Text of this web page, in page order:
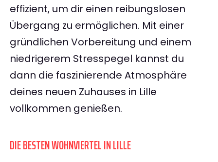
effizient, um dir einen reibungslosen
Übergang zu ermöglichen. Mit einer
gründlichen Vorbereitung und einem
niedrigerem Stresspegel kannst du
dann die faszinierende Atmosphäre
deines neuen Zuhauses in Lille
vollkommen genießen.
DIE BESTEN WOHNVIERTEL IN LILLE